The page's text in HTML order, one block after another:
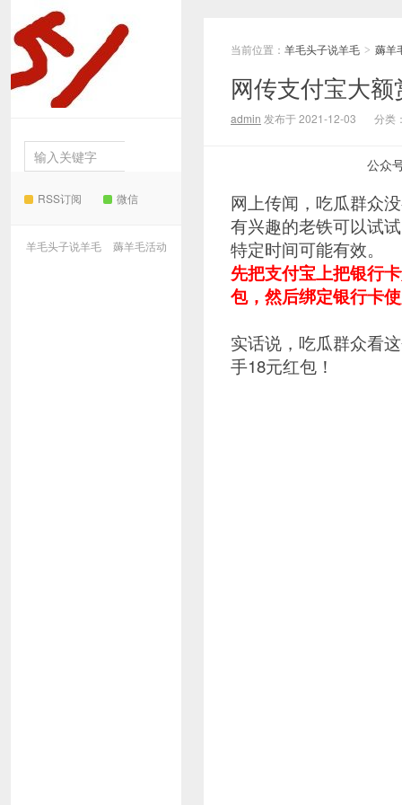
RSS订阅 微信
羊毛头子说羊毛 薅羊毛活动
当前位置： 羊毛头子说羊毛 > 薅羊
网传支付宝大
admin 发布于 2021-12-03 分类
公众
网上传闻，吃瓜群众
有兴趣的老铁可以试
特定时间可能有效。
先把支付宝上把银行
包，然后绑定银行卡
实话说，吃瓜群众看
手18元红包！